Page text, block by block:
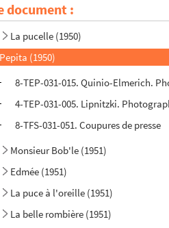
document :
La quadrature du cercle (1949)
La pucelle (1950)
Pepita (1950)
8-TEP-031-015. Quinio-Elmerich.
4-TEP-031-005. Lipnitzki.
8-TFS-031-051. Coupures de presse
Monsieur Bob'le (1951)
Edmée (1951)
La puce à l'oreille (1951)
La belle rombière (1951)